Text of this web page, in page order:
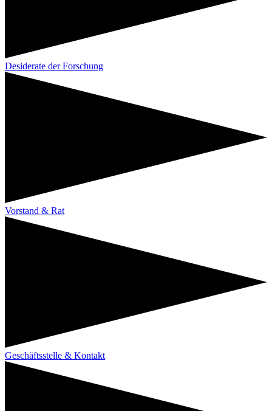
Desiderate der Forschung
Vorstand & Rat
Geschäftsstelle & Kontakt